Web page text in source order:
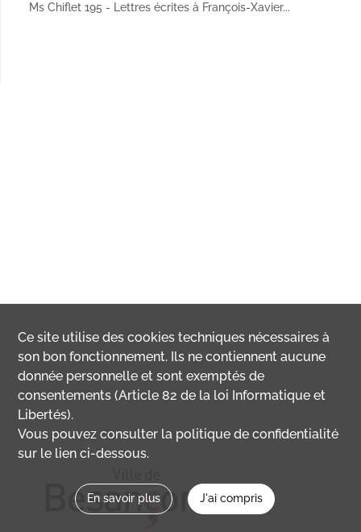
Ms Chiflet 195 - Lettres écrites à François-Xavier...
Ce site utilise descookies techniques nécessaires à
son bon fonctionnement. Ils ne contiennent aucune
donnée personnelle et sont exemptés de
consentements (Article 82 de la loi Informatique et
Libertés).
Vous pouvez consulter la politique de confidentialité
sur le lien ci-dessous.
En savoir plus J'ai compris